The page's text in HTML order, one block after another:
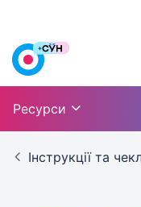
Work.ua
Ресурси
Інструкції та